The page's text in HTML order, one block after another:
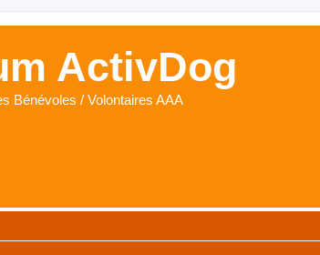
ActivDog
Bénévoles / Volontaires AAA